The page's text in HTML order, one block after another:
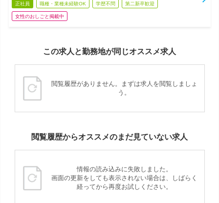
正社員 職種・業種未経験OK 学歴不問 第二新卒歓迎
女性のおしごと掲載中
この求人と勤務地が同じオススメ求人
閲覧履歴がありません。まずは求人を閲覧しましょ
う。
閲覧履歴からオススメのまだ見ていない求人
情報の読み込みに失敗しました。
画面の更新をしても表示されない場合は、しばらく
経ってから再度お試しください。